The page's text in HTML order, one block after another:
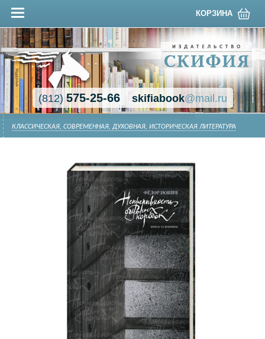
КОРЗИНА
(812)575-25-66 skifiabook@mail.ru
КЛАССИЧЕСКАЯ, СОВРЕМЕННАЯ, ДУХОВНАЯ, ИСТОРИЧЕСКАЯ ЛИТЕРАТУРА